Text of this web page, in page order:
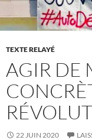
TEXTE RELAYÉ
AGIR DE
22 JUIN 2020